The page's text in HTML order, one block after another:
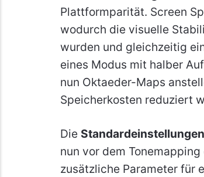
Plattformparität. Screen
wodurch die visuelle
wurden und gleichzeitig
eines Modus mit halber
nun Oktaeder-Maps
Speicherkosten reduziert
Die
nun vor dem
zusätzliche Parameter für